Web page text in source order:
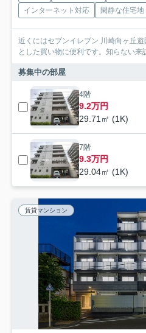
インターネット対応
閑静な住宅地
近くにはセブンイレブン 川崎向ヶ丘
とした買い物に便利です。知らない来
募集中の部屋
4階
9.2万円
29.71㎡ (1K)
7階
9.3万円
29.04㎡ (1K)
賃貸マンション